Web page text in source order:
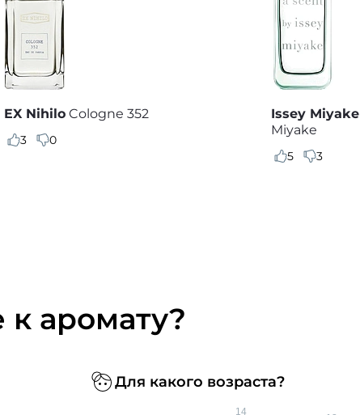
EX Nihilo Cologne 352
3 0
Issey Miyake
Miyake
5 3
аромату?
Для какого возраста?